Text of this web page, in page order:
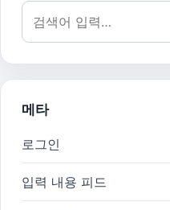
검색어:
메타
로그인
입력 내용 피드